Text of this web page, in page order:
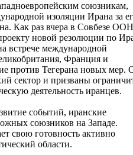
союзникам,
изоляции Ирана за
Как раз вчера в Совбезе ООН
новой резолюции по
встрече международной
Франция и
против Тегерана новых мер.
сектор и призваны
деятельность иранцев.
событий, иранские
союзников на Западе.
свою готовность активно
области.